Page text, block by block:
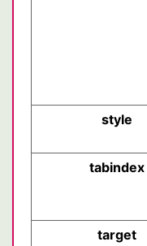
style
tabindex
target